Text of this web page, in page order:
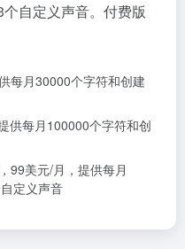
自定义声音。付费版
每月30000个字符和创建
供每月100000个字符和创
99美元/月，提供每月
定义声音